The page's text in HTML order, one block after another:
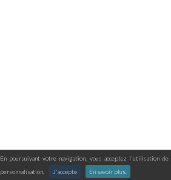
En poursuivant votre navigation, vous acceptez l'utilisation
personnalisation.
J'accepte En savoir plus.